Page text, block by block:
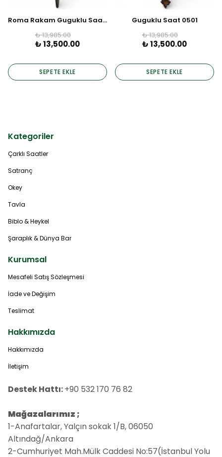
Roma Rakam Guguklu Saat 0506
₺ 13,985.00
₺ 13,500.00
SEPETE EKLE
Guguklu Saat 0501
₺ 13,985.00
₺ 13,500.00
SEPETE EKLE
Kategoriler
Çarklı Saatler
Satranç
Okey
Tavla
Biblo & Heykel
Şaraplık & Dünya Bar
Kurumsal
Mesafeli Satış Sözleşmesi
İade ve Değişim
Teslimat
Hakkımızda
Hakkımızda
İletişim
Destek Hattı:+90 532 170 76 82
Mağazalarımız ;
1-Anafartalar, Yalçın sokak 1/B, 06050
Altındağ/Ankara
2-Cumhuriyet Mah.Mülk Caddesi No:57(İstanbul Yolu